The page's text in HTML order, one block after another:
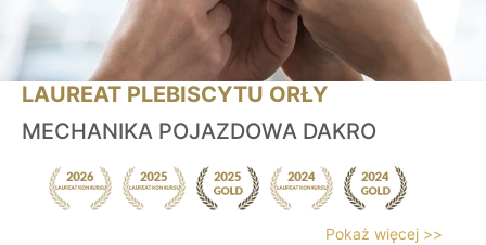
LAUREAT PLEBISCYTU ORŁY
MECHANIKA POJAZDOWA DAKRO
Pokaż więcej >>